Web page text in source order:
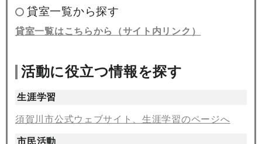
貸室一覧から探す
貸室一覧はこちらから（サイト内リンク）
活動に役立つ情報を探す
生涯学習
須賀川市公式ウェブサイト、生涯学習のページへ
市民活動